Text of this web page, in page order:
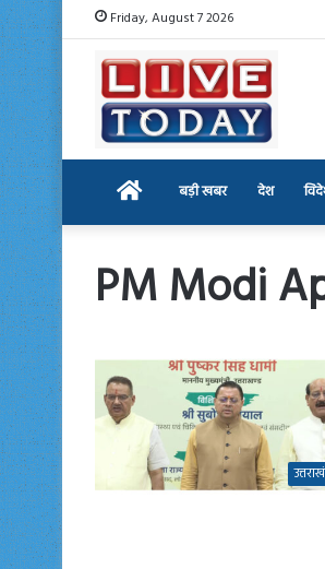
Friday, August 7 2026
Home बड़ी खबर देश
PM Modi